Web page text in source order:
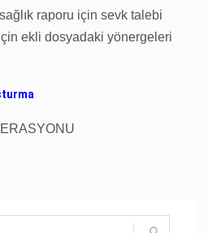
raporu için sevk talebi
ekli dosyadaki yönergeleri